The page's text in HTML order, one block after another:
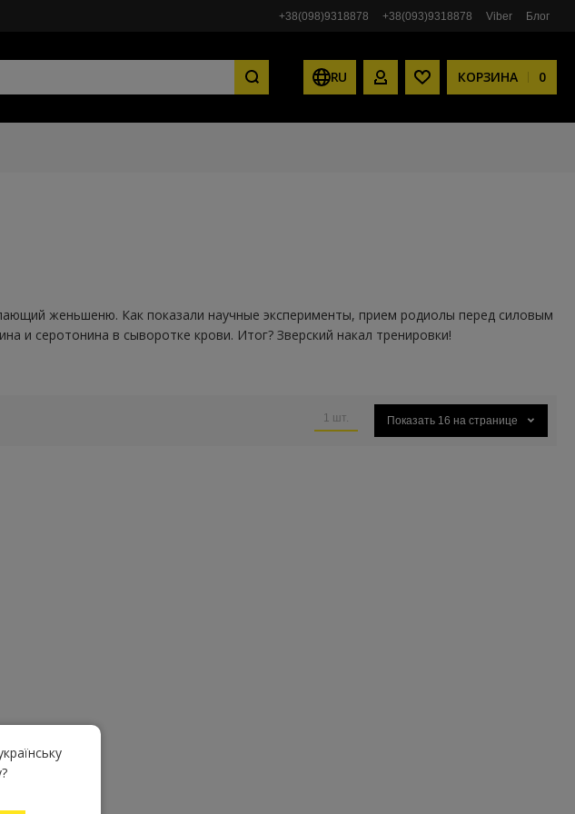
+38(098)9318878 +38(093)9318878 Viber Блог
RU ЛИЧНЫЙ КАБИНЕТ
СПИСОК ЖЕЛАНИЙ
КОРЗИНА 0
женьшеню. Как показали научные эксперименты, прием родиолы перед силовым
и серотонина в сыворотке крови. Итог? Зверский накал тренировки!
1 шт. Показать 16 на странице